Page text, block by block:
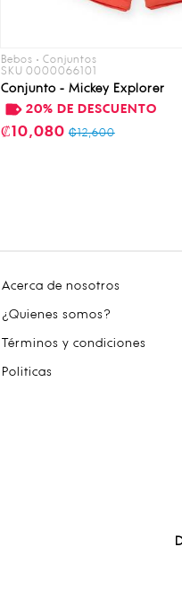
Bebos • Conjuntos
SKU 0000066101
Conjunto - Mickey Explorer
20% DE DESCUENTO
₡10,080 ₡12,600
Acerca de nosotros
¿Quienes somos?
Términos y condiciones
Politicas